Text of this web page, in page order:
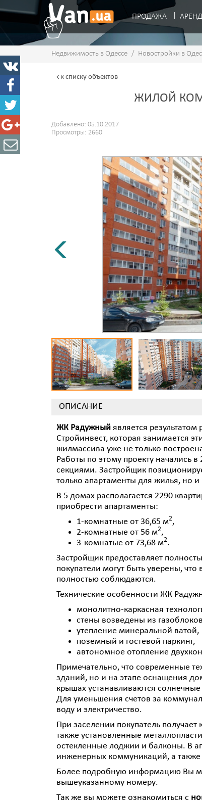
ПРОДАЖА
Недвижимость в Одессе / Новостройки в
к спискуобъектов
ЖИЛОЙ
Добавлено: 05.10.2017
Просмотры: 2660
ОПИСАНИЕ
ЖК Радужный является результатом
Стройинвест, которая занимается
жилмассива уже не только
Работы по этому проекту начались
секциями. Застройщик
только апартаменты для жилья, но
В 5 домах располагается 2290
приобрести апартаменты:
1-комнатные от 36,65 м2,
2-комнатные от 56 м2,
3-комнатые от 73,68 м2.
Застройщик предоставляет
покупатели могут быть уверены,
полностью соблюдаются.
Технические особенности ЖК
монолитно-каркасная
стены возведены из
утепление минеральной ватой,
поземный и гостевой паркинг,
автономное отопление
Примечательно, что современные
зданий, но и на этапе оснащения
крышах устанавливаются
Для уменьшения счетов за
воду и электричество.
При заселении покупатель получает
также установленные
остекленные лоджии и балконы. В
инженерных коммуникаций, а
Более подробную информацию Вы
вышеуказанному номеру.
Так же вы можете ознакомиться с